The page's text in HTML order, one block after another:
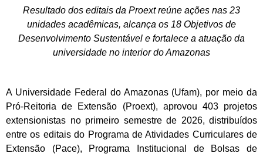
Resultado dos editais da Proext reúne ações nas 23
unidades acadêmicas, alcança os 18 Objetivos de
Desenvolvimento Sustentável e fortalece a atuação da
universidade no interior do Amazonas
A Universidade Federal do Amazonas (Ufam), por meio da
Pró-Reitoria de Extensão (Proext), aprovou 403 projetos
extensionistas no primeiro semestre de 2026, distribuídos
entre os editais do Programa de Atividades Curriculares de
Extensão (Pace), Programa Institucional de Bolsas de